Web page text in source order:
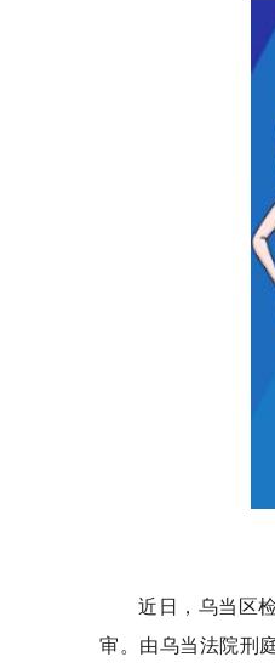
近日，乌当区
审。由乌当法院刑